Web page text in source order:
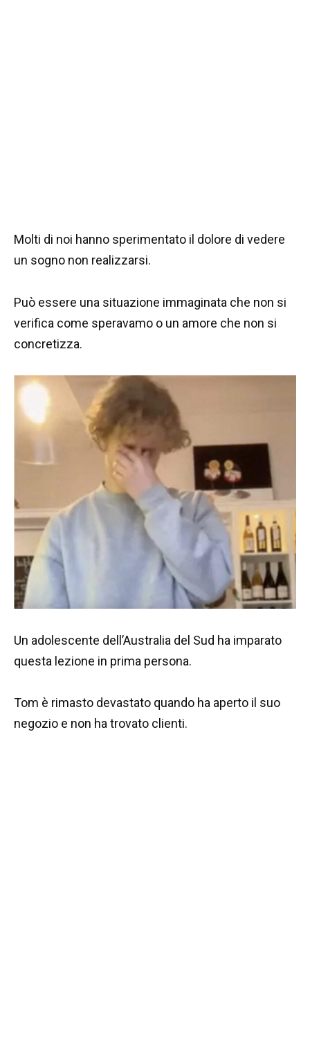
Molti di noi hanno sperimentato il dolore di vedere
un sogno non realizzarsi.
Può essere una situazione immaginata che non si
verifica come speravamo o un amore che non si
concretizza.
Un adolescente dell’Australia del Sud ha imparato
questa lezione in prima persona.
Tom è rimasto devastato quando ha aperto il suo
negozio e non ha trovato clienti.